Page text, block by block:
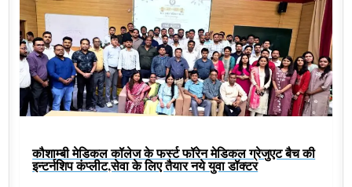
कौशाम्बी मेडिकल कॉलेज के फर्स्ट फॉरेन मेडिकल ग्रेजुएट बैच की
इन्टर्नशिप कंप्लीट,सेवा के लिए तैयार नये युवा डॉक्टर